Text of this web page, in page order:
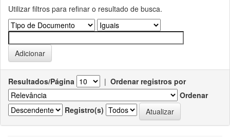
Utilizar filtros para refinar o resultado de busca.
Resultados/Página | Ordenar registros por
Ordenar
Registro(s)